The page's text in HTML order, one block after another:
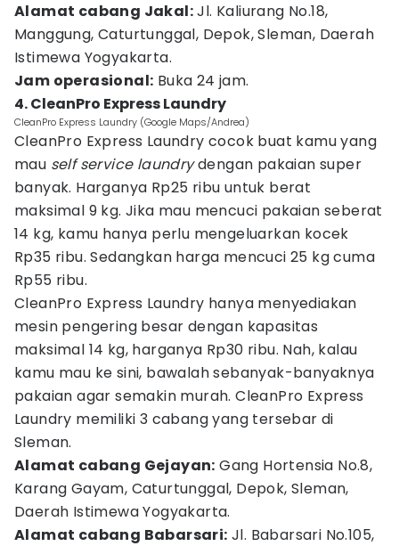
Alamat cabang Jakal:Jl. Kaliurang No.18,
Manggung, Caturtunggal, Depok, Sleman, Daerah
Istimewa Yogyakarta.
Jam operasional: Buka 24 jam.
4. CleanPro Express Laundry
CleanPro Express Laundry (Google Maps/Andrea)
CleanPro Express Laundry cocok buat kamu yang
mau self service laundrydengan pakaian super
banyak. Harganya Rp25 ribu untuk berat
maksimal 9 kg. Jika mau mencuci pakaian seberat
14 kg, kamu hanya perlu mengeluarkan kocek
Rp35 ribu. Sedangkan harga mencuci 25 kg cuma
Rp55 ribu.
CleanPro Express Laundry hanya menyediakan
mesin pengering besar dengan kapasitas
maksimal 14 kg, harganya Rp30 ribu. Nah, kalau
kamu mau ke sini, bawalah sebanyak-banyaknya
pakaian agar semakin murah. CleanPro Express
Laundry memiliki 3 cabang yang tersebar di
Sleman.
Alamat cabang Gejayan: Gang Hortensia No.8,
Karang Gayam, Caturtunggal, Depok, Sleman,
Daerah Istimewa Yogyakarta.
Alamat cabang Babarsari: Jl. Babarsari No.105,